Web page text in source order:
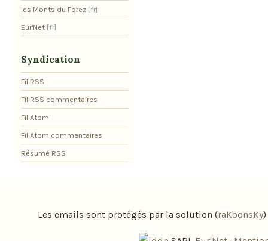
les Monts du Forez
Eur'Net
Syndication
Fil RSS
Fil RSS commentaires
Fil Atom
Fil Atom commentaires
Résumé RSS
Les emails sont protégés par la solution (raKoonsKy)